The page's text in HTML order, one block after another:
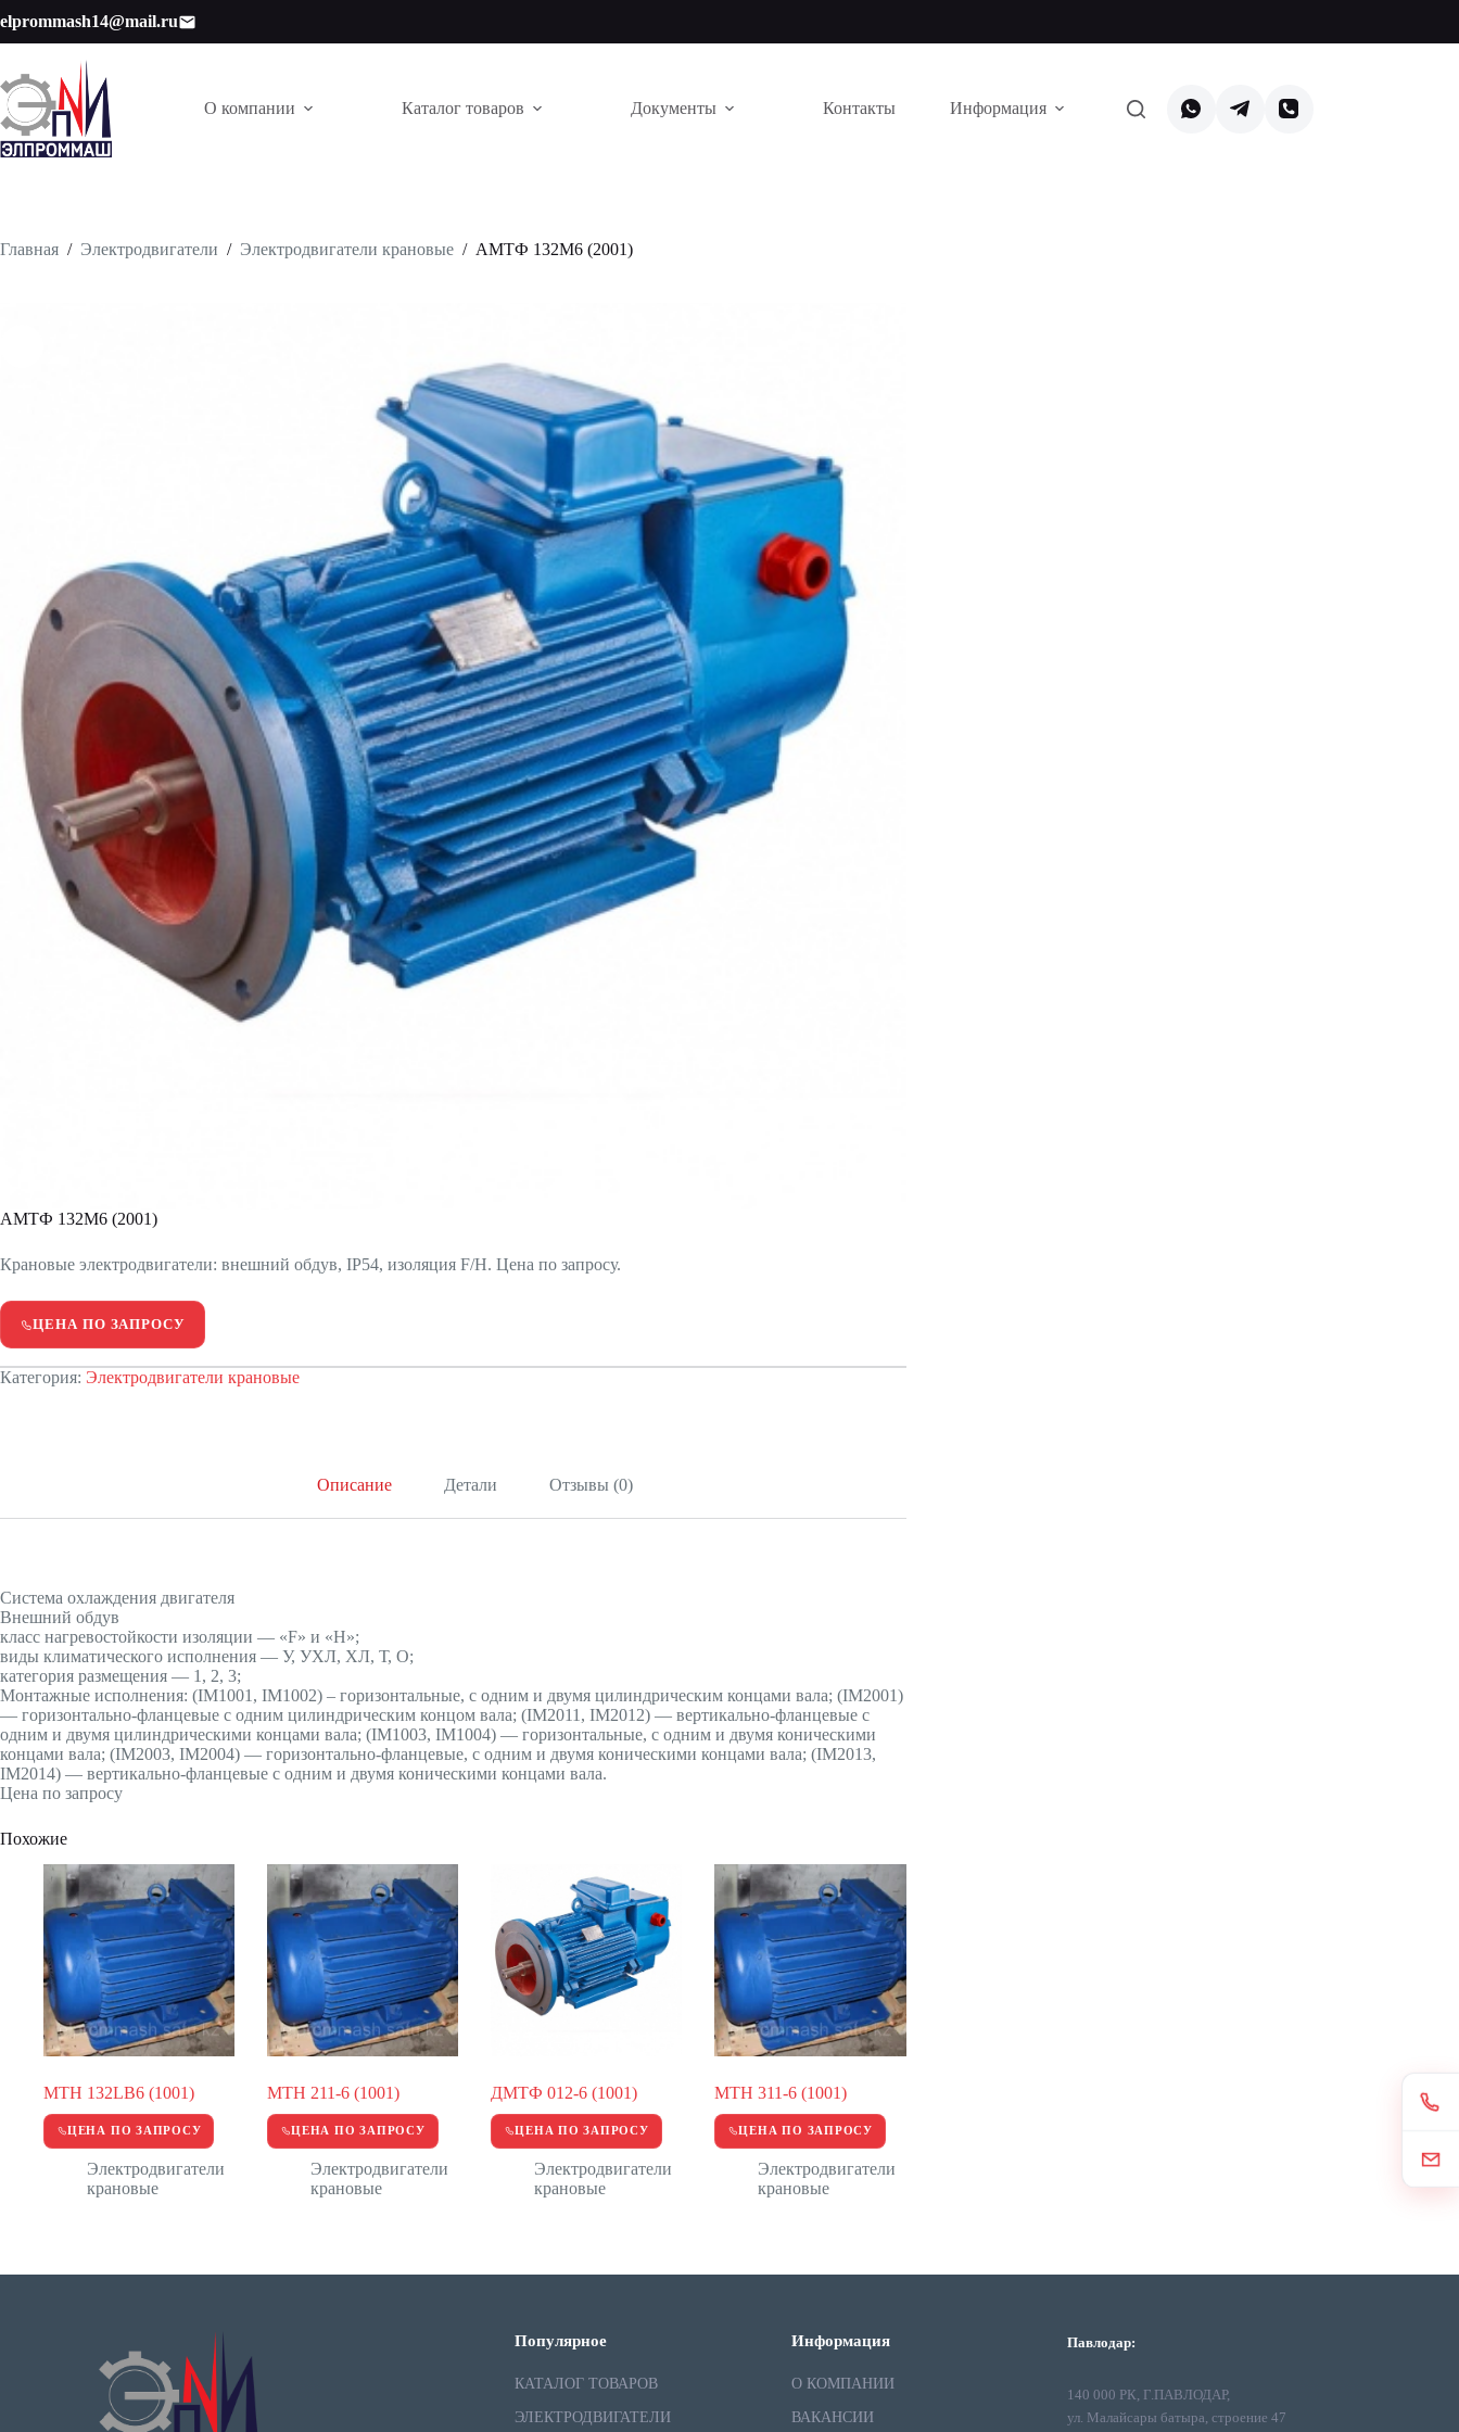
к
сути
elprommash14@mail.ru
О компании Каталог товаров Документы Контакты Информация
Главная / Электродвигатели / Электродвигатели крановые / АМТФ 132М6 (2001)
АМТФ 132М6 (2001)
Крановые электродвигатели: внешний обдув, IP54, изоляция F/H. Цена по запросу.
ЦЕНА ПО ЗАПРОСУ
Категория: Электродвигатели крановые
Описание Детали Отзывы (0)
Система охлаждения двигателя
Внешний обдув
класс нагревостойкости изоляции — «F» и «H»;
виды климатического исполнения — У, УХЛ, ХЛ, Т, О;
категория размещения — 1, 2, 3;
Монтажные исполнения: (IМ1001, IМ1002) – горизонтальные, с одним и двумя цилиндрическим концами вала; (IМ2001)
— горизонтально-фланцевые с одним цилиндрическим концом вала; (IМ2011, IМ2012) — вертикально-фланцевые с
одним и двумя цилиндрическими концами вала; (IМ1003, IМ1004) — горизонтальные, с одним и двумя коническими
концами вала; (IМ2003, IМ2004) — горизонтально-фланцевые, с одним и двумя коническими концами вала; (IМ2013,
IМ2014) — вертикально-фланцевые с одним и двумя коническими концами вала.
Цена по запросу
Похожие
MTH 132LB6 (1001)
ЦЕНА ПО ЗАПРОСУ
Электродвигатели
крановые
МТН 211-6 (1001)
ЦЕНА ПО ЗАПРОСУ
Электродвигатели
крановые
ДМТФ 012-6 (1001)
ЦЕНА ПО ЗАПРОСУ
Электродвигатели
крановые
МТН 311-6 (1001)
ЦЕНА ПО ЗАПРОСУ
Электродвигатели
крановые
Популярное
КАТАЛОГ ТОВАРОВ
ЭЛЕКТРОДВИГАТЕЛИ
Информация
О КОМПАНИИ
ВАКАНСИИ
Павлодар:
140 000 РК, Г.ПАВЛОДАР,
ул. Малайсары батыра, строение 47